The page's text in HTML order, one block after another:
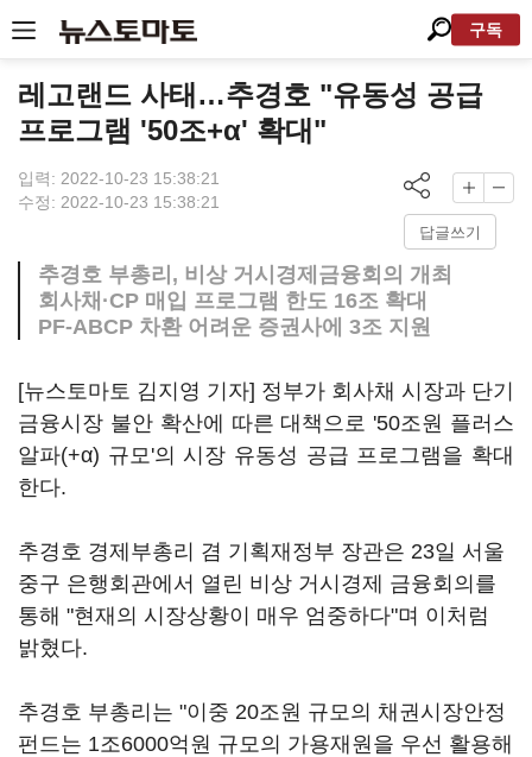
구독
레고랜드 사태…추경호 "유동성 공급
프로그램 '50조+α' 확대"
입력: 2022-10-23 15:38:21
수정: 2022-10-23 15:38:21
답글쓰기
추경호 부총리, 비상 거시경제금융회의 개최
회사채·CP 매입 프로그램 한도 16조 확대
PF-ABCP 차환 어려운 증권사에 3조 지원
[뉴스토마토 김지영 기자] 정부가 회사채 시장과 단기
금융시장 불안 확산에 따른 대책으로 '50조원 플러스
알파(+α) 규모'의 시장 유동성 공급 프로그램을 확대
한다.
추경호 경제부총리 겸 기획재정부 장관은 23일 서울
중구 은행회관에서 열린 비상 거시경제 금융회의를
통해 "현재의 시장상황이 매우 엄중하다"며 이처럼
밝혔다.
추경호 부총리는 "이중 20조원 규모의 채권시장안정
펀드는 1조6000억원 규모의 가용재원을 우선 활용해